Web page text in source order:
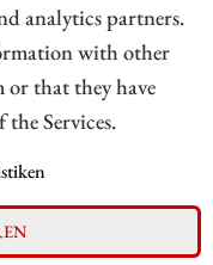
analytics partners.
with other
or that they have
Services.